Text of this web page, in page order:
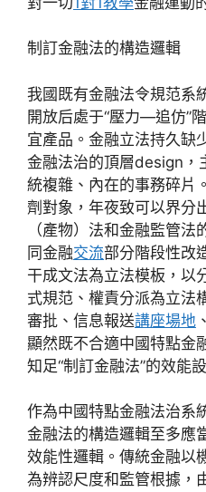
制訂金融法的構造邏輯
我國既有金融法令規范系
開放后處于“壓力—追仿”
宜產品。金融立法持久缺
金融法治的頂層design，
統複雜、內在的事務碎片
劑對象，年夜致可以界分
（產物）法和金融監管
同金融交流部分階段性改
干成文法為立法模板，以
式規范、權責分派為立法
審批、信息報送講座場地
顯然既不合適中國特點金
知足“制訂金融法”的效能
作為中國特點金融法治系
金融法的構造邏輯至多應
效能性邏輯。傳統金融以
為辨認尺度和監管根據，